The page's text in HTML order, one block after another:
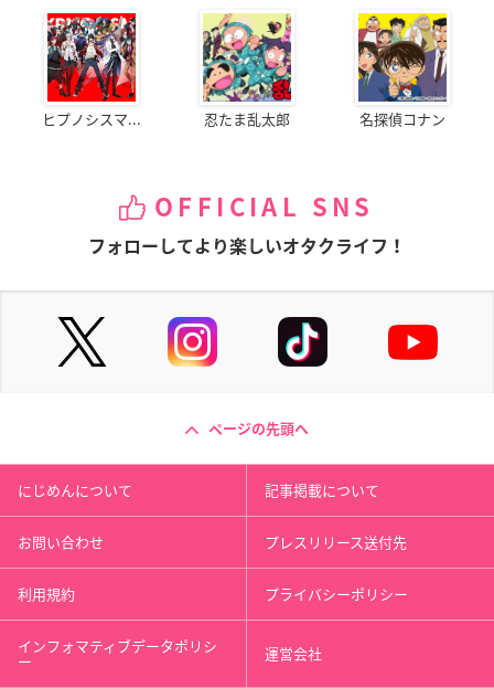
ヒプノシスマ... 忍たま乱太郎 名探偵コナン
OFFICIAL SNS
フォローしてより楽しいオタクライフ！
ページの先頭へ
にじめんについて 記事掲載について
お問い合わせ プレスリリース送付先
利用規約 プライバシーポリシー
インフォマティブデータポリシ
ー 運営会社